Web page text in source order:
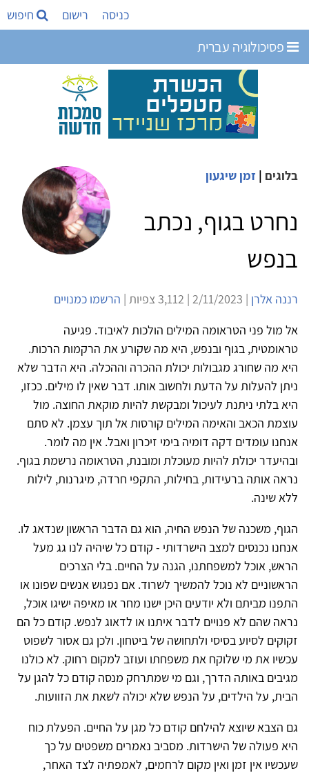
כניסה רישום חיפוש
פסיכולוגיה עברית
בלוגים | זמן שיגעון
נחרט בגוף, נכתב
בנפש
רננה אלרן | 2/11/2023 | 3,112 צפיות |
הרשמו כמנויים
אל מול פני הטראומה המילים הולכות לאיבוד. פגיעה
טראומטית, בגוף ובנפש, היא מה שקורע את הרקמות הרכות.
היא מה שחורג מגבולות יכולת ההכרה וההכלה. היא הדבר שלא
ניתן להעלות על הדעת ולחשוב אותו. דבר שאין לו מילים. ככזו,
היא בלתי ניתנת לעיכול ומבקשת להיות מוקאת החוצה. מול
עוצמת הכאב והאימה המילים קורסות אל תוך עצמן. לא סתם
אנחנו עומדים דקה דומיה בימי זיכרון ואבל. אין מה לומר.
ובהיעדר יכולת להיות מעוכלת ומובנת, הטראומה נרשמת בגוף.
נראה אותה ברעידות, בחילות, התקפי חרדה, מיגרנות, לילות
ללא שינה.
הגוף, משכנה של הנפש החיה, הוא גם הדבר הראשון שנדאג לו.
אנחנו נכנסים למצב הישרדותי - קודם כל שיהיה לנו גג מעל
הראש, אוכל למשפחתנו, הגנה על החיים. בלי הצרכים
הראשוניים לא נוכל להמשיך לשרוד. אם נפגוש אנשים שפונו או
התפנו מביתם ולא יודעים היכן ישנו מחר או מאיפה ישיגו אוכל,
נראה שהם לא פנויים לדבר איתנו או לדאוג לנפש. קודם כל הם
זקוקים לסיוע בסיסי ולתחושה של ביטחון. ולכן גם אסור לשפוט
עכשיו את מי שלוקח את משפחתו ועוזב למקום רחוק. לא כולנו
מגיבים באותה הדרך, וגם מי שמתרחק מנסה קודם כל להגן על
הבית, על הילדים, על הנפש שלא יכולה לשאת את הזוועות.
גם הצבא שיוצא להילחם קודם כל מגן על החיים. הפעלת כוח
היא פעולה של הישרדות. מסביב נאמרים משפטים על כך
שעכשיו אין זמן ואין מקום לרחמים, לאמפתיה לצד האחר,